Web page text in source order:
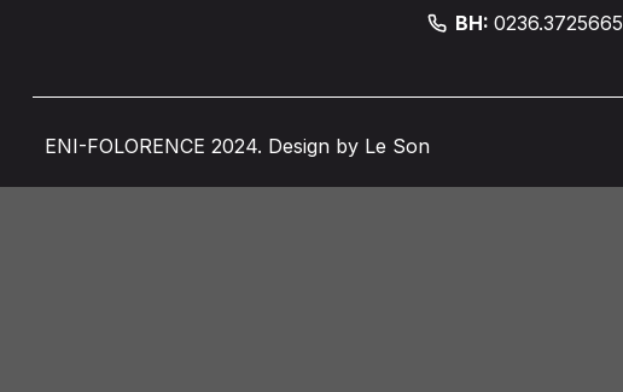
BH:0236.3725665
ENI-FOLORENCE 2024. Design by Le Son